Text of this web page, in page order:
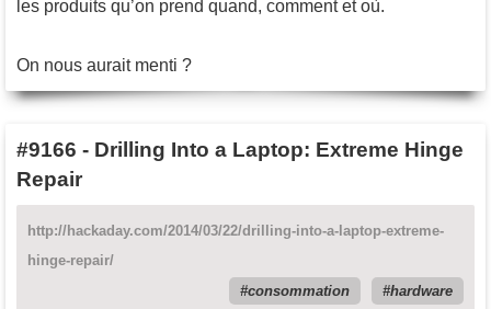
les produits qu’on prend quand, comment et où.
On nous aurait menti ?
#9166 - Drilling Into a Laptop: Extreme Hinge
Repair
http://hackaday.com/2014/03/22/drilling-into-a-laptop-extreme-
hinge-repair/
consommation
hardware